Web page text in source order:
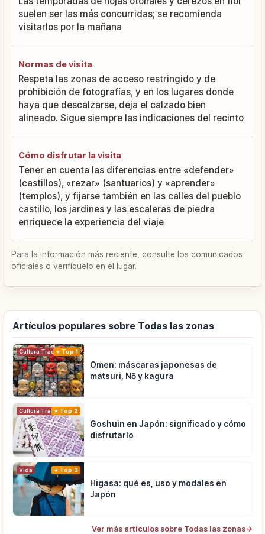
suelen ser las más concurridas; se recomienda
visitarlos por la mañana
Normas de visita
Respeta las zonas de acceso restringido y de
prohibición de fotografías, y en los lugares donde
haya que descalzarse, deja el calzado bien
alineado. Sigue siempre las indicaciones del recinto
Cómo disfrutar la visita
Tener en cuenta las diferencias entre «defender»
(castillos), «rezar» (santuarios) y «aprender»
(templos), y fijarse también en las calles del pueblo
castillo, los jardines y las escaleras de piedra
enriquece la experiencia del viaje
Para la información más reciente, consulte los comunicados
oficiales o verifíquelo en el lugar.
Artículos populares sobre Todas las zonas
Cultura Tradicional
Top 1
Omen: máscaras japonesas de
matsuri, Nō y kagura
Cultura Tradicional
Top 2
Goshuin en Japón: significado y cómo
disfrutarlo
Vida Top 3
Higasa: qué es, uso y modales en
Japón
Ver más artículos sobre Todas las zonas→